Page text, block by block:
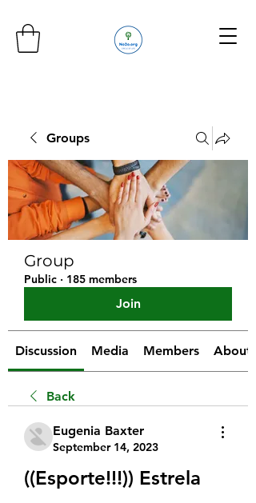
Groups
Group
Public · 185 members
Join
Discussion Media Members About
Back
Eugenia Baxter
September 14, 2023
((Esporte!!!)) Estrela